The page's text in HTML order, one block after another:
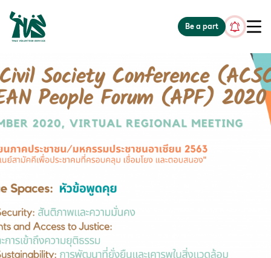
gv-5iuoxpem74qfjw.dv.googlehosted.com
Be a part